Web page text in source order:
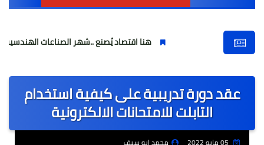
أخبار مصر
عالمى
الرياضة
هنا اقتصاد يُصنع ..شهر الصناعات الهندسية : حيث تتحول
عقد دورة تدريبية على كيفية استخدام
التابلت للامتحانات الالكترونية
محمد ابو سيف